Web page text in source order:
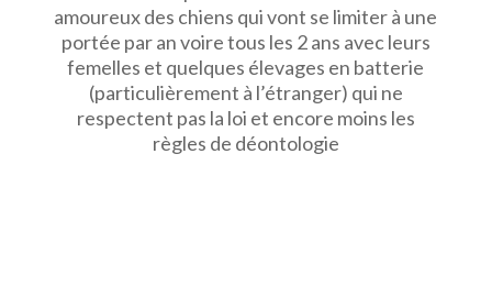
amoureux des chiens qui vont se limiter à une
portée par an voire tous les 2 ans avec leurs
femelles et quelques élevages en batterie
(particulièrement à l’étranger) qui ne
respectent pas la loi et encore moins les
règles de déontologie